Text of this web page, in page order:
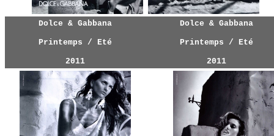
Dolce & Gabbana
Printemps / Eté
2011
Dolce & Gabbana
Printemps / Eté
2011